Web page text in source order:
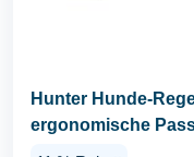
Hunter Hunde-
ergonomische